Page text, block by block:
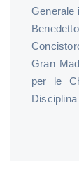
Generale
Gran
per le